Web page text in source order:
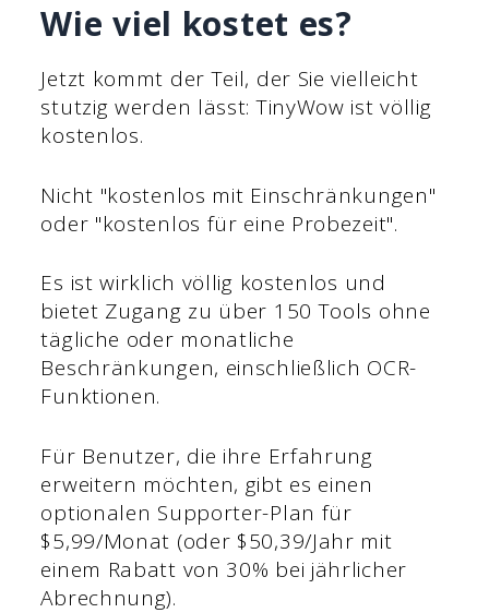
Wie viel kostet es?
Jetzt kommt der Teil, der Sie vielleicht
stutzig werden lässt: TinyWow ist völlig
kostenlos.
Nicht "kostenlos mit Einschränkungen"
oder "kostenlos für eine Probezeit".
Es ist wirklich völlig kostenlos und
bietet Zugang zu über 150 Tools ohne
tägliche oder monatliche
Beschränkungen, einschließlich OCR-
Funktionen.
Für Benutzer, die ihre Erfahrung
erweitern möchten, gibt es einen
optionalen Supporter-Plan für
$5,99/Monat (oder $50,39/Jahr mit
einem Rabatt von 30% bei jährlicher
Abrechnung).